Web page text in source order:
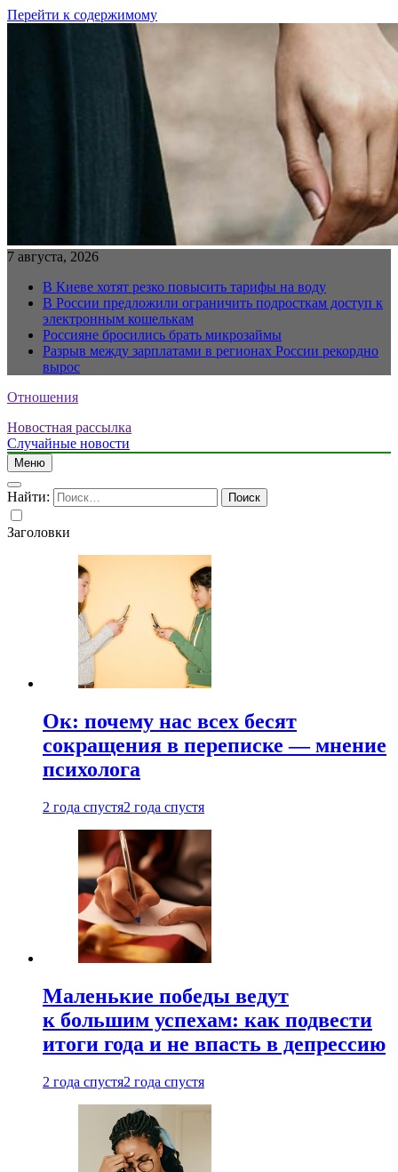
Перейти к содержимому
7 августа, 2026
В Киеве хотят резко повысить тарифы на воду
В России предложили ограничить подросткам доступ к
электронным кошелькам
Россияне бросились брать микрозаймы
Разрыв между зарплатами в регионах России рекордно
вырос
Отношения
Новостная рассылка
Случайные новости
Меню
Найти:
Заголовки
Ок: почему нас всех бесят
сокращения в переписке — мнение
психолога
2 года спустя2 года спустя
Маленькие победы ведут
к большим успехам: как подвести
итоги года и не впасть в депрессию
2 года спустя2 года спустя